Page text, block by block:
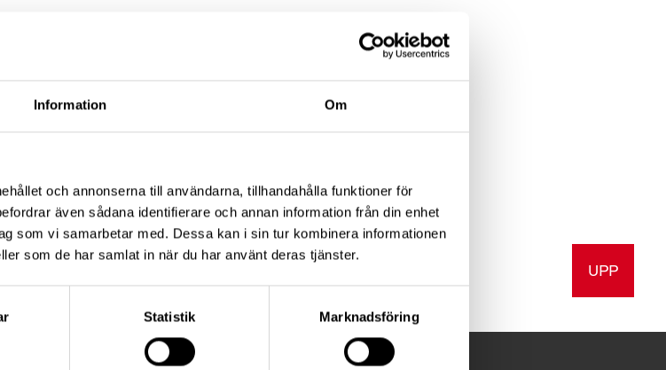
Information Om
och annonserna till användarna, tillhandahålla funktioner för
även sådana identifierare och annan information från din enhet
som vi samarbetar med. Dessa kan i sin tur kombinera informationen
som de har samlat in när du har använt deras tjänster.
Statistik Marknadsföring
organ och utgörs av ombud
motioner, förbundsstyrelsens
UPP